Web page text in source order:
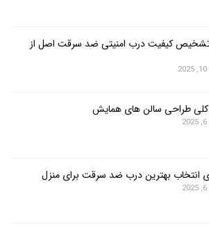
درب امنیتی ضد سرقت اصل از
های همایش
درب ضد سرقت برای منزل